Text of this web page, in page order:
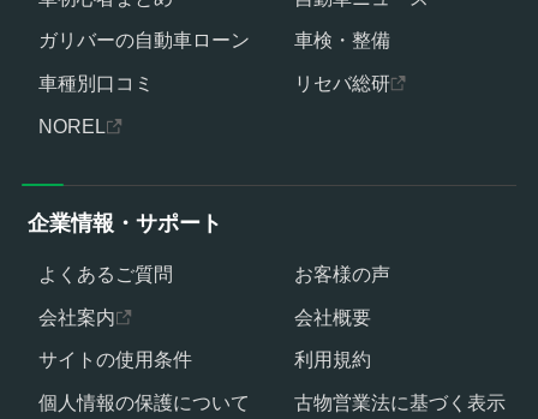
ガリバーの自動車ローン
車検・整備
車種別口コミ
リセバ総研
NOREL
企業情報・サポート
よくあるご質問
お客様の声
会社案内
会社概要
サイトの使用条件
利用規約
個人情報の保護について
古物営業法に基づく表示